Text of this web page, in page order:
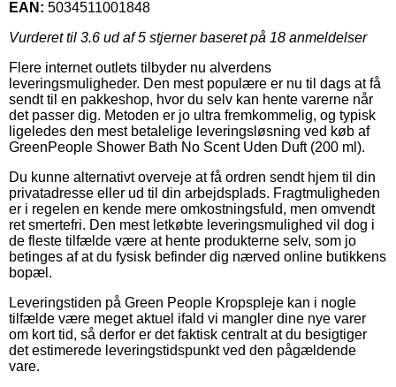
EAN: 5034511001848
Vurderet til 3.6 ud af 5 stjerner baseret på 18 anmeldelser
Flere internet outlets tilbyder nu alverdens
leveringsmuligheder. Den mest populære er nu til dags at få
sendt til en pakkeshop, hvor du selv kan hente varerne når
det passer dig. Metoden er jo ultra fremkommelig, og typisk
ligeledes den mest betalelige leveringsløsning ved køb af
GreenPeople Shower Bath No Scent Uden Duft (200 ml).
Du kunne alternativt overveje at få ordren sendt hjem til din
privatadresse eller ud til din arbejdsplads. Fragtmuligheden
er i regelen en kende mere omkostningsfuld, men omvendt
ret smertefri. Den mest letkøbte leveringsmulighed vil dog i
de fleste tilfælde være at hente produkterne selv, som jo
betinges af at du fysisk befinder dig nærved online butikkens
bopæl.
Leveringstiden på Green People Kropspleje kan i nogle
tilfælde være meget aktuel ifald vi mangler dine nye varer
om kort tid, så derfor er det faktisk centralt at du besigtiger
det estimerede leveringstidspunkt ved den pågældende
vare.